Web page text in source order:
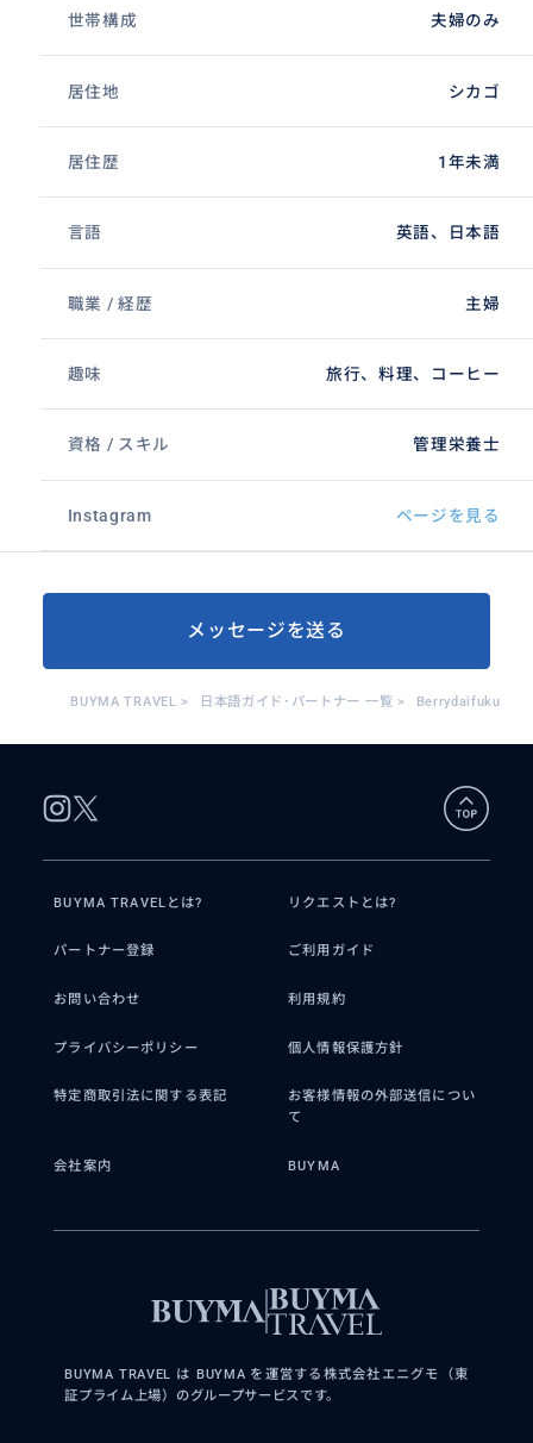
世帯構成 夫婦のみ
居住地 シカゴ
居住歴 1年未満
言語 英語、日本語
職業 / 経歴 主婦
趣味 旅行、料理、コーヒー
資格 / スキル 管理栄養士
Instagram ページを見る
メッセージを送る
BUYMA TRAVEL > 日本語ガイド･パートナー 一覧 > Berrydaifuku
BUYMA TRAVELとは? リクエストとは?
パートナー登録 ご利用ガイド
お問い合わせ 利用規約
プライバシーポリシー 個人情報保護方針
特定商取引法に関する表記
お客様情報の外部送信につい
て
会社案内 BUYMA
BUYMA TRAVEL は BUYMA を運営する株式会社エニグモ（東
証プライム上場）のグループサービスです。